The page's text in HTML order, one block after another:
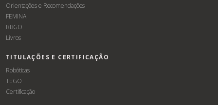
Orientações e Recomendações
FEMINA
RBGO
Livros
TITULAÇÕES E CERTIFICAÇÃO
Robóticas
TEGO
Certificação